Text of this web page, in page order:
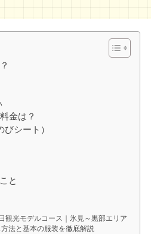
金は？
シート）
と
観光モデルコース｜氷見～黒部エリア
法と基本の服装を徹底解説